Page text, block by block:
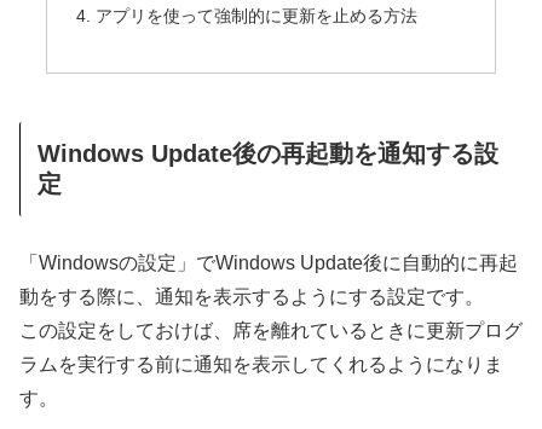
アプリを使って強制的に更新を止める方法
Windows Update後の再起動を通知する設
定
「Windowsの設定」でWindows Update後に自動的に再起
動をする際に、通知を表示するようにする設定です。
この設定をしておけば、席を離れているときに更新プログ
ラムを実行する前に通知を表示してくれるようになりま
す。